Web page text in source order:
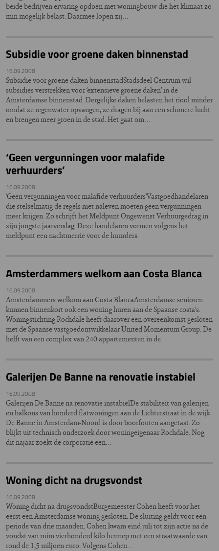
beide bedrijven ervaring opdoen met woningbouw die het klimaat zo
min mogelijk belast. Daarmee lopen zij…
Subsidie voor groene daken binnenstad
16.09.2008
Subsidie voor groene daken binnenstadStadsdeel Centrum wil
subsidies verstrekken voor ‘extensieve groene daken’ in de
Amsterdamse binnenstad. Dergelijke daken belasten het riool minder
omdat ze regenwater opvangen, ze dragen bij aan een schonere lucht
en brengen meer groen in de stad. Het gaat om…
‘Geen vergunningen voor malafide
verhuurders’
16.09.2008
‘Geen vergunningen voor malafide verhuurders’Vastgoedhandelaren
die stelselmatig de regels niet naleven moeten geen vergunningen
meer krijgen. Zo schrijft het Meldpunt Ongewenst Verhuurgedrag in
zijn jongste jaarverslag. Deze handelaren vormen volgens het
meldpunt een nachtmerrie voor de huurders.
Amsterdammers welkom aan Costa Blanca
16.09.2008
Amsterdammers welkom aan Costa BlancaAmsterdamse senioren
kunnen binnenkort ook een woning huren aan de Spaanse costa’s.
Woningstichting Rochdale heeft daarover een overeenkomst gesloten
met de Spaanse vastgoedontwikkelaar United Momentum Group. De
helft van een complex van 240 appartementen in de…
Galerijen De Banne na renovatie instabiel
16.09.2008
Galerijen De Banne na renovatie instabielDe stabiliteit van galerijen
en balkons van honderd flatwoningen aan de Lichterstraat in de wijk
De Banne in Amsterdam-Noord is door boorfouten aangetast. Zo
blijkt uit technisch onderzoek door woningeigenaar Rochdale. Nog
dit najaar zoekt de corporatie een…
Woning dicht na drugsvondst
16.09.2008
Woning dicht na drugsvondstBurgemeester Cohen heeft voor het
eerst een Amsterdamse woning gesloten. De sluiting geldt voor een
periode van drie maanden. Cohen kwam eind juli tot zijn actie na de
vondst van ruim vierhonderd kilo hennep met een straatwaarde van
rond de 1,5 miljoen euro. Volgens Cohen…